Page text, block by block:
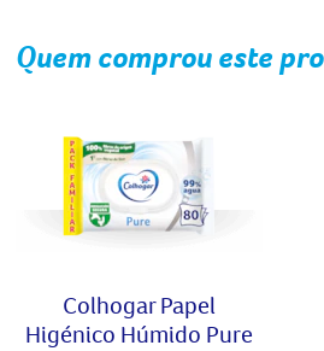
Quem comprou este
Colhogar Papel
Higénico Húmido Pure